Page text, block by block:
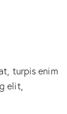
turpis enim
elit,